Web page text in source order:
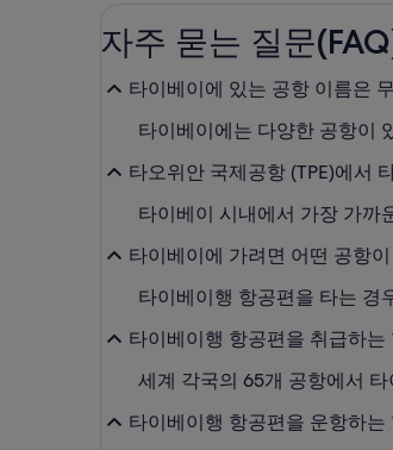
자주 묻는 질문
타이베이에 있는 공항 이름은
타이베이에는 다양한 공항이
타오위안 국제공항 (TPE)에서
타이베이 시내에서 가장 가까
타이베이에 가려면 어떤 공항
타이베이행 항공편을 타는 경
타이베이행 항공편을 취급하
세계 각국의 65개 공항에서
타이베이행 항공편을 운항하